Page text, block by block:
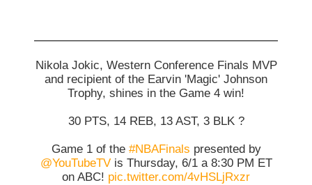
Nikola Jokic, Western Conference Finals MVP
and recipient of the Earvin 'Magic' Johnson
Trophy, shines in the Game 4 win!
30 PTS, 14 REB, 13 AST, 3 BLK ?
Game 1 of the #NBAFinals presented by
@YouTubeTVis Thursday, 6/1 a 8:30 PM ET
on ABC! pic.twitter.com/4vHSLjRxzr